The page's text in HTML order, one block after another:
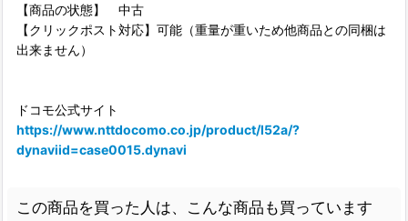
【商品の状態】 中古
【クリックポスト対応】可能（重量が重いため他商品との同梱は
出来ません）
ドコモ公式サイト
https://www.nttdocomo.co.jp/product/l52a/?
dynaviid=case0015.dynavi
この商品を買った人は、こんな商品も買っています